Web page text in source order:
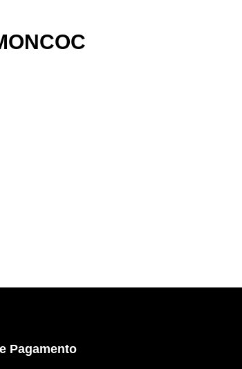
Pagamento